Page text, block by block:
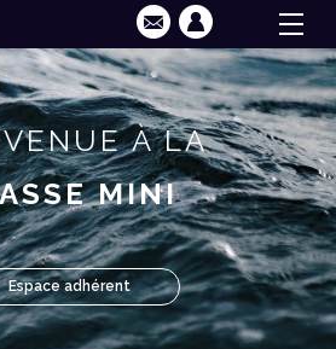
À LA
MINI
Espace adhérent